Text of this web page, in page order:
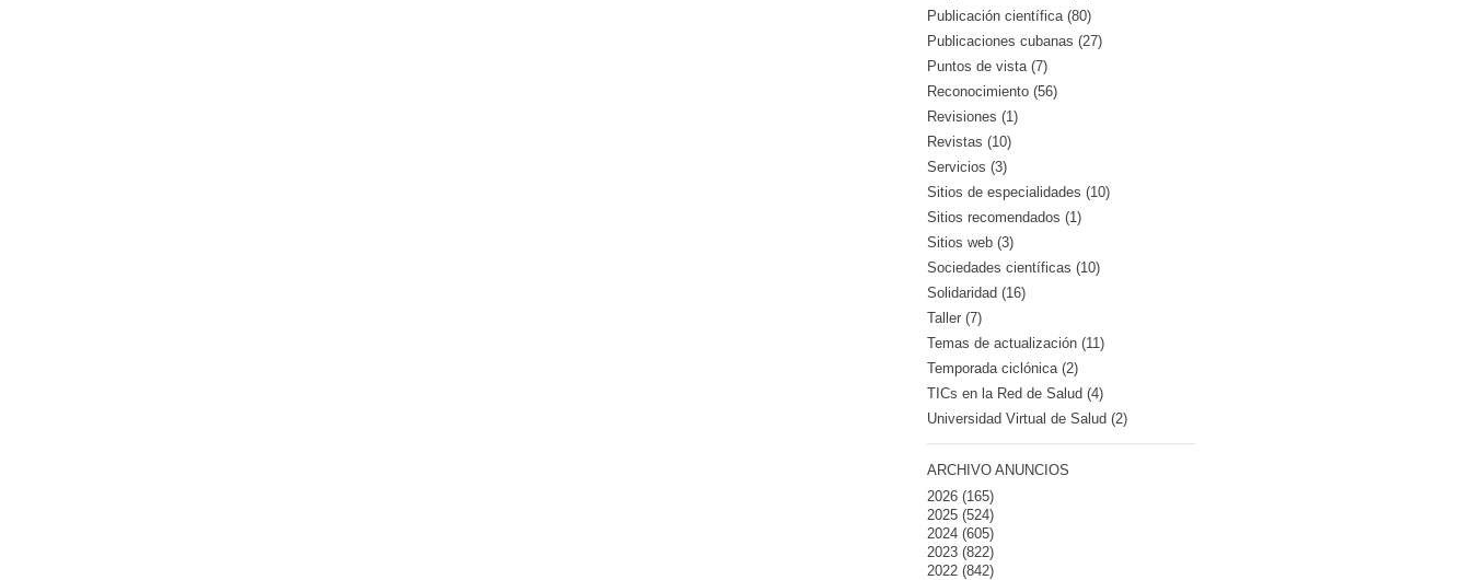
Publicación científica (80)
Publicaciones cubanas (27)
Puntos de vista (7)
Reconocimiento (56)
Revisiones (1)
Revistas (10)
Servicios (3)
Sitios de especialidades (10)
Sitios recomendados (1)
Sitios web (3)
Sociedades científicas (10)
Solidaridad (16)
Taller (7)
Temas de actualización (11)
Temporada ciclónica (2)
TICs en la Red de Salud (4)
Universidad Virtual de Salud (2)
ARCHIVO ANUNCIOS
2026(165)
2025(524)
2024(605)
2023(822)
2022(842)